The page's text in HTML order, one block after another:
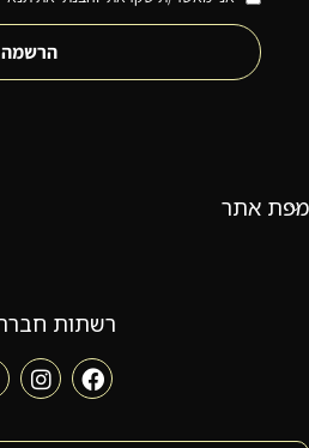
הרשמה
מפת אתר
רשתות